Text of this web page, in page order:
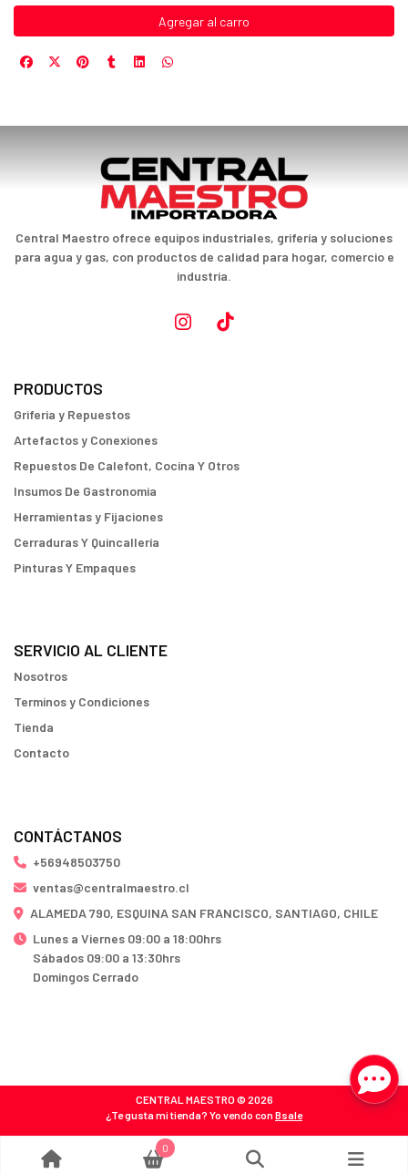
Agregar al carro
Central Maestro ofrece equipos industriales, grifería y soluciones
para agua y gas, con productos de calidad para hogar, comercio e
industria.
PRODUCTOS
Griferia y Repuestos
Artefactos y Conexiones
Repuestos De Calefont, Cocina Y Otros
Insumos De Gastronomia
Herramientas y Fijaciones
Cerraduras Y Quincallería
Pinturas Y Empaques
SERVICIO AL CLIENTE
Nosotros
Terminos y Condiciones
Tienda
Contacto
CONTÁCTANOS
+56948503750
ventas@centralmaestro.cl
ALAMEDA 790, ESQUINA SAN FRANCISCO, SANTIAGO, CHILE
Lunes a Viernes 09:00 a 18:00hrs
Sábados 09:00 a 13:30hrs
Domingos Cerrado
CENTRAL MAESTRO © 2026
¿Te gusta mi tienda? Yo vendo conBsale
0